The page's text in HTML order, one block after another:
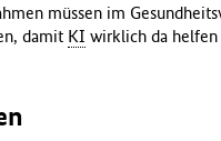
müssen im
damit KI wirklich da helfen